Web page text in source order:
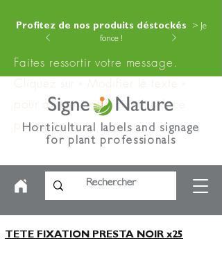
Profitez de nos produits déstockés
> Je
fonce !
Faites ressortir votre message.
Cliquez sur « Modifier le texte »
pour ajouter votre contenu à ce
paragraphe.
Horticultural labels and signage
for plant professionals
TETE FIXATION PRESTA NOIR x25